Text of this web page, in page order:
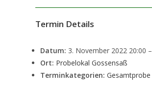
Termin Details
Datum: 3. November 2022 20:00 –
Ort: Probelokal Gossensaß
Terminkategorien: Gesamtprobe